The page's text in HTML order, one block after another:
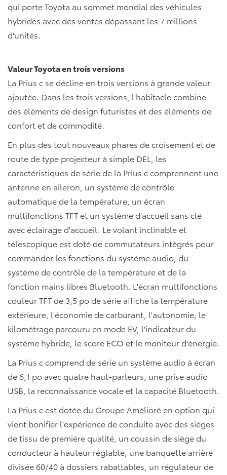
qui porte Toyota au sommet mondial des véhicules
hybrides avec des ventes dépassant les 7 millions
d'unités.
Valeur Toyota en trois versions
La Prius c se décline en trois versions à grande valeur
ajoutée. Dans les trois versions, l'habitacle combine
des éléments de design futuristes et des éléments de
confort et de commodité.
En plus des tout nouveaux phares de croisement et de
route de type projecteur à simple DEL, les
caractéristiques de série de la Prius c comprennent une
antenne en aileron, un système de contrôle
automatique de la température, un écran
multifonctions TFT et un système d'accueil sans clé
avec éclairage d'accueil. Le volant inclinable et
télescopique est doté de commutateurs intégrés pour
commander les fonctions du système audio, du
système de contrôle de la température et de la
fonction mains libres Bluetooth. L'écran multifonctions
couleur TFT de 3,5 po de série affiche la température
extérieure, l'économie de carburant, l'autonomie, le
kilométrage parcouru en mode EV, l'indicateur du
système hybride, le score ECO et le moniteur d'énergie.
La Prius c comprend de série un système audio à écran
de 6,1 po avec quatre haut-parleurs, une prise audio
USB, la reconnaissance vocale et la capacité Bluetooth.
La Prius c est dotée du Groupe Amélioré en option qui
vient bonifier l’expérience de conduite avec des sièges
de tissu de première qualité, un coussin de siège du
conducteur à hauteur réglable, une banquette arrière
divisée 60/40 à dossiers rabattables, un régulateur de